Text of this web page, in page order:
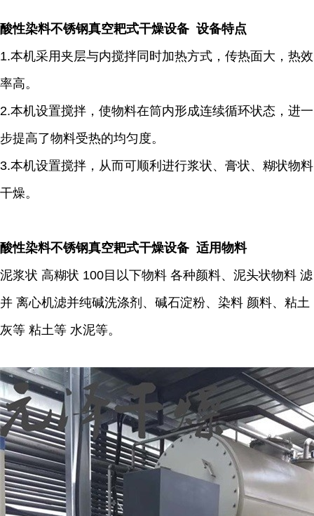
酸性染料不锈钢真空耙式干燥设备 设备特点
1.本机采用夹层与内搅拌同时加热方式，传热面大，热效
率高。
2.本机设置搅拌，使物料在筒内形成连续循环状态，进一
步提高了物料受热的均匀度。
3.本机设置搅拌，从而可顺利进行浆状、膏状、糊状物料
干燥。
酸性染料不锈钢真空耙式干燥设备 适用物料
泥浆状 高糊状 100目以下物料 各种颜料、泥头状物料 滤
并 离心机滤并纯碱洗涤剂、碱石淀粉、染料 颜料、粘土
灰等 粘土等 水泥等。